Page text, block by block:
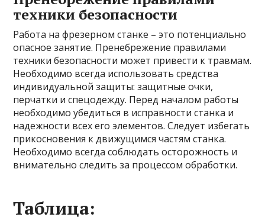
техники безопасности
Работа на фрезерном станке – это потенциально
опасное занятие. Пренебрежение правилами
техники безопасности может привести к травмам.
Необходимо всегда использовать средства
индивидуальной защиты: защитные очки,
перчатки и спецодежду. Перед началом работы
необходимо убедиться в исправности станка и
надежности всех его элементов. Следует избегать
прикосновения к движущимся частям станка.
Необходимо всегда соблюдать осторожность и
внимательно следить за процессом обработки.
Таблица: